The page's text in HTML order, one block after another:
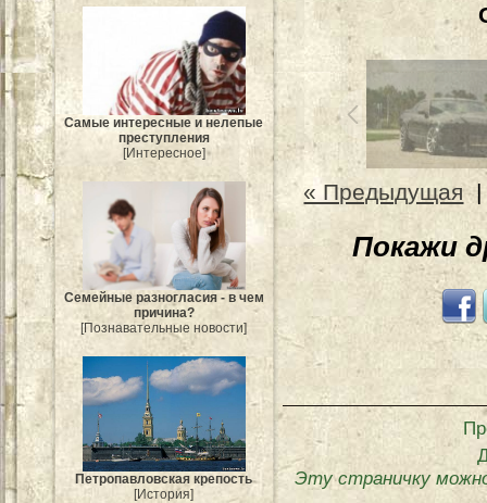
Самые интересные и нелепые
преступления
[Интересное]
Семейные разногласия - в чем
причина?
[Познавательные новости]
Петропавловская крепость
[История]
« Предыдущая
Покажи
Эту страничку